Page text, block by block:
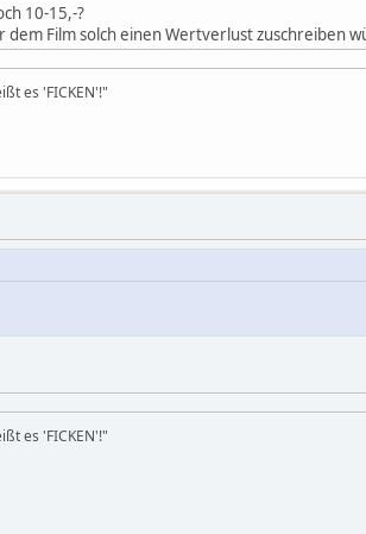
10-15,-?
Film solch einen Wertverlust zuschreiben
es 'FICKEN'!"
es 'FICKEN'!"